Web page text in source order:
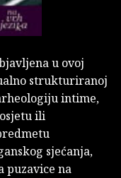
u ovoj
strukturiranoj
intime,
ili
sjećanja,
puzavice na